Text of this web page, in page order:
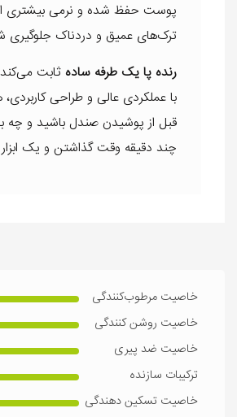
پوست حفظ شده و نرمی بیشتری
ترک‌های عمیق و دردناک جلوگیری
رنده پا یک طرفه ساده ثابت می‌کند
با عملکردی عالی و طراحی
قبل از پوشیدن صندل باشید و چه
چند دقیقه وقت گذاشتن و یک ابزار
خاصیت مرطوب‌کنندگی
خاصیت روشن کنندگی
خاصیت ضد پیری
ترکیبات سازنده
خاصیت تسکین دهندگی